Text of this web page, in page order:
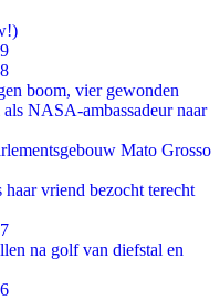
boom, vier gewonden
NASA-ambassadeur naar
Mato Grosso
vriend bezocht terecht
na golf van diefstal en